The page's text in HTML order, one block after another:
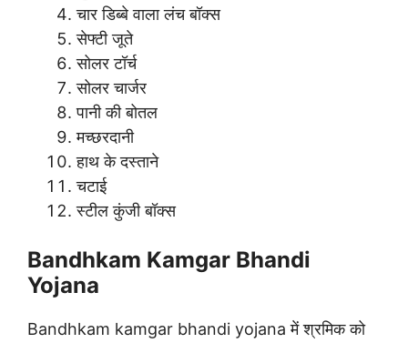
चार डिब्बे वाला लंच बॉक्स
सेफ्टी जूते
सोलर टॉर्च
सोलर चार्जर
पानी की बोतल
मच्छरदानी
हाथ के दस्ताने
चटाई
स्टील कुंजी बॉक्स
Bandhkam Kamgar Bhandi
Yojana
Bandhkam kamgar bhandi yojana में श्रमिक को